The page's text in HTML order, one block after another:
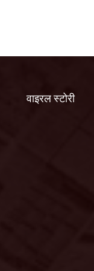
वाइरल स्टोरी